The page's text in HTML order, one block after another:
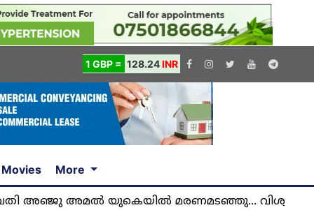
1 GBP = 128.24INR
Movies More
യുകെയിൽ മരണമടഞ്ഞു...